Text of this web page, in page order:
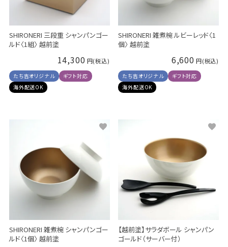
SHIRONERI 三段重 シャンパンゴー
ルド〈1組〉 越前塗
14,300
たち吉オリジナル
ギフト対応
海外配送OK
SHIRONERI 雑煮椀 ルビーレッド〈1
個〉 越前塗
6,600
たち吉オリジナル
ギフト対応
海外配送OK
SHIRONERI 雑煮椀 シャンパンゴー
ルド〈1個〉 越前塗
【越前塗】サラダボール シャンパン
ゴールド（サーバー付）